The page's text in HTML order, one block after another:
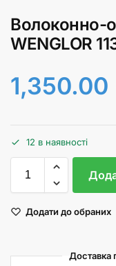
Волоконно-
WENGLOR
1,350.00
12 в наявності
Додати до обраних
Доставка